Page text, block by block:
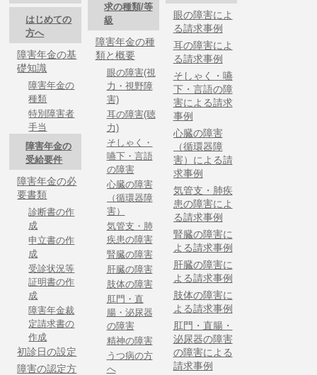
はじめての
方へ
障害年金の基
礎知識
障害年金の
種類
特別障害者
手当
障害年金の
受給要件
障害年金の必
要書類
診断書の作
成
申立書の作
成
受診状況等
証明書の作
成
障害年金裁
定請求書の
作成
初診日の設定
障害の認定方
求の種類/等
級
障害年金の種
類と概要
眼の障害(視
力・視野障
害)
耳の障害(聴
力)
そしゃく・
嚥下・言語
の障害
心臓の障害
（循環器障
害）
気管支・肺
疾患の障害
腎臓の障害
肝臓の障害
肢体の障害
肛門・直
腸・泌尿器
の障害
精神の障害
うつ病の方
へ
眼の障害によ
る請求事例
耳の障害によ
る請求事例
そしゃく・嚥
下・言語の障
害による請求
事例
心臓の障害
（循環器障
害）による請
求事例
気管支・肺疾
患の障害によ
る請求事例
腎臓の障害に
よる請求事例
肝臓の障害に
よる請求事例
肢体の障害に
よる請求事例
肛門・直腸・
泌尿器の障害
の障害による
請求事例